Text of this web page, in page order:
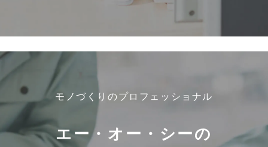
モノづくりのプロフェッショナル
エー・オー・シーの